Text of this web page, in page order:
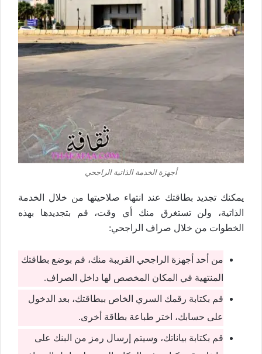
أجهزة الخدمة الذاتية الراجحي
يمكنك تجديد بطاقتك عند انتهاء صلاحيتها من خلال الخدمة
الذاتية، ولن تستغرق منك أي وقت، قم بتجديدها بهذه
الخطوات من خلال صراف الراجحي:
من أحد أجهزة الراجحي القريبة منك، قم بوضع بطاقتك
المنتهية في المكان المخصص لها داخل الصراف.
قم بكتابة رقمك السري الخاص ببطاقتك، بعد الدخول
على حسابك، اختر طباعة بطاقة أخرى.
قم بكتابة بياناتك، وسيتم إرسال رمز من البنك على